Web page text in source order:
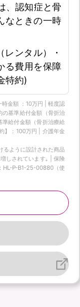
、認知症と骨
なときの一時
ンタル）・
る費用を保障
特約)
金額 ：10万円 | 軽度認
基準給付金額（骨折治
給付金額（骨折治療給
】：100万円 | 介護年金
るように設計された商品
しされています｡ | 保険
HL-P-B1-25-00880（使